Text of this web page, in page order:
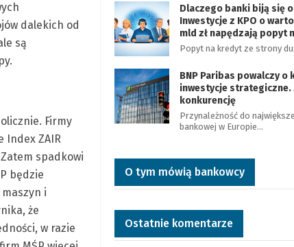
dalekich od
są
Firmy
Index ZAIR
spadkowi
będzie
i
że
w razie
Dlaczego banki biją się
Inwestycje z KPO o
mld zł napędzają popyt
Popyt na kredyt ze strony
BNP Paribas powalczy o
inwestycje strategiczne.
konkurencję
Przynależność do
bankowej w Europie…
O tym mówią bankowcy
Ostatnie komentarze